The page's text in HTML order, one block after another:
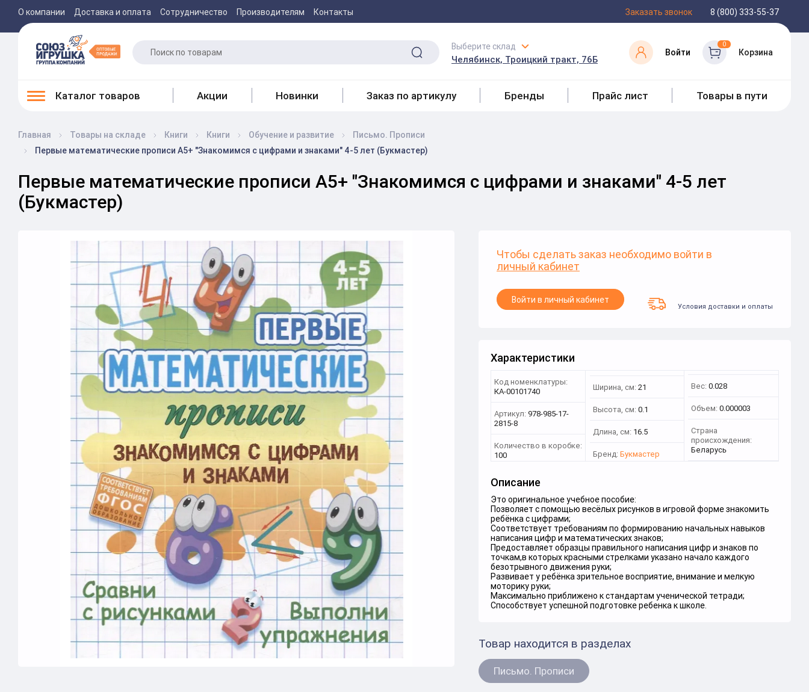
О компании Доставка и оплата Сотрудничество Производителям Контакты Заказать звонок 8 (800) 333-55-37
Выберите склад
Челябинск, Троицкий тракт, 76Б
Войти
0
Корзина
Каталог товаров Акции Новинки Заказ по артикулу Бренды Прайс лист Товары в пути
Главная Товары на складе Книги Книги Обучение и развитие
Письмо. Прописи
Первые математические прописи А5+ "Знакомимся с цифрами и знаками" 4-5 лет (Букмастер)
Первые математические прописи А5+ "Знакомимся с цифрами и знаками" 4-5 лет
(Букмастер)
Чтобы сделать заказ необходимо войти в
личный кабинет
Войти в личный кабинет
Условия доставки и оплаты
Характеристики
Код номенклатуры:
КА-00101740
Артикул: 978-985-17-
2815-8
Количество в коробке:
100
Ширина, см: 21
Высота, см: 0.1
Длина, см: 16.5
Бренд: Букмастер
Вес: 0.028
Объем: 0.000003
Страна
происхождения:
Беларусь
Описание
Это оригинальное учебное пособие:
Позволяет с помощью весёлых рисунков в игровой форме знакомить
ребёнка с цифрами;
Соответствует требованиям по формированию начальных навыков
написания цифр и математических знаков;
Предоставляет образцы правильного написания цифр и знаков по
точкам,в которых красными стрелками указано начало каждого
безотрывного движения руки;
Развивает у ребёнка зрительное восприятие, внимание и мелкую
моторику руки;
Максимально приближено к стандартам ученической тетради;
Способствует успешной подготовке ребенка к школе.
Товар находится в разделах
Письмо. Прописи